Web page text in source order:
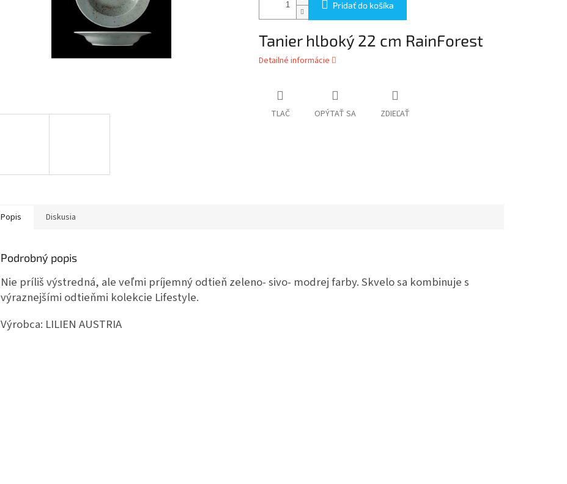
Pridať do košíka
Tanier hlboký 22 cm RainForest
Detailné informácie
TLAČ OPÝTAŤ SA ZDIEĽAŤ
Popis Diskusia
Podrobný popis
Nie príliš výstredná, ale veľmi príjemný odtieň zeleno- sivo- modrej farby. Skvelo sa kombinuje s
výraznejšími odtieňmi kolekcie Lifestyle.
Výrobca: LILIEN AUSTRIA